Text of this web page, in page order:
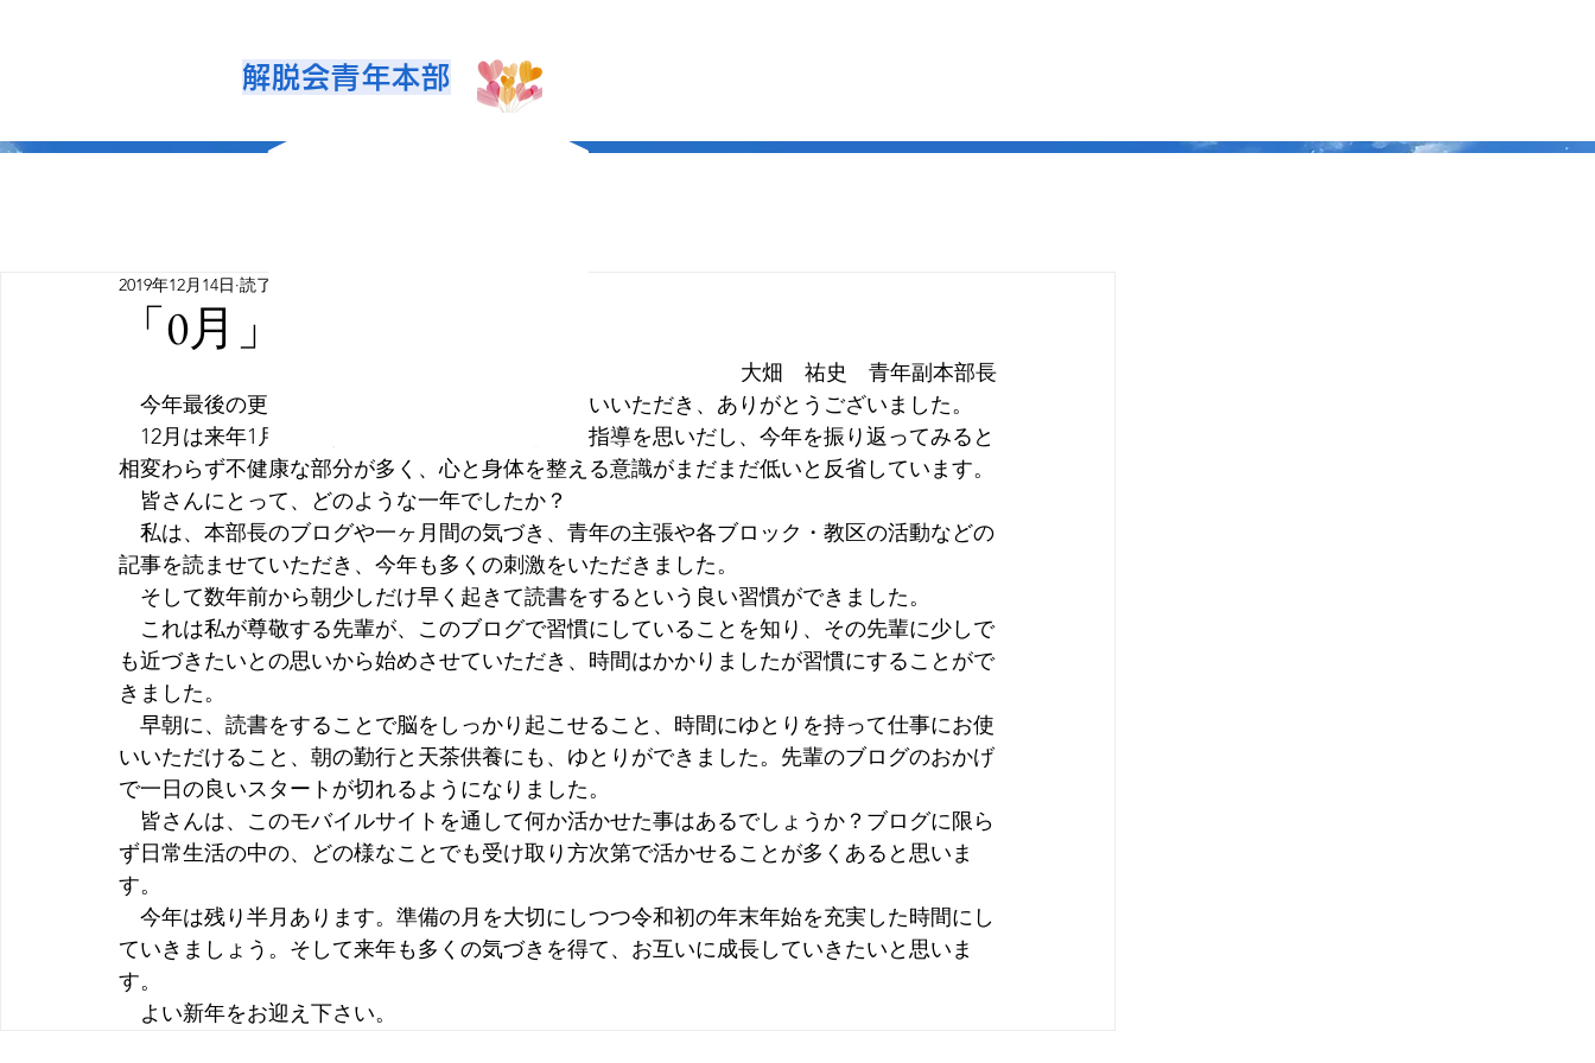
解脱会青年本部
「0月」
2019年12月14日 読了時間: 2分
大畑　祐史　青年副本部長
今年最後の更新となりました。一年間お付き合いいただき、ありがとうございました。
12月は来年1月に向けた準備の月「0月」との御指導を思いだし、今年を振り返ってみると
相変わらず不健康な部分が多く、心と身体を整える意識がまだまだ低いと反省しています。
皆さんにとって、どのような一年でしたか？
私は、本部長のブログや一ヶ月間の気づき、青年の主張や各ブロック・教区の活動などの
記事を読ませていただき、今年も多くの刺激をいただきました。
そして数年前から朝少しだけ早く起きて読書をするという良い習慣ができました。
これは私が尊敬する先輩が、このブログで習慣にしていることを知り、その先輩に少しで
も近づきたいとの思いから始めさせていただき、時間はかかりましたが習慣にすることがで
きました。
早朝に、読書をすることで脳をしっかり起こせること、時間にゆとりを持って仕事にお使
いいただけること、朝の勤行と天茶供養にも、ゆとりができました。先輩のブログのおかげ
で一日の良いスタートが切れるようになりました。
皆さんは、このモバイルサイトを通して何か活かせた事はあるでしょうか？ブログに限ら
ず日常生活の中の、どの様なことでも受け取り方次第で活かせることが多くあると思いま
す。
今年は残り半月あります。準備の月を大切にしつつ令和初の年末年始を充実した時間にし
ていきましょう。そして来年も多くの気づきを得て、お互いに成長していきたいと思いま
す。
よい新年をお迎え下さい。